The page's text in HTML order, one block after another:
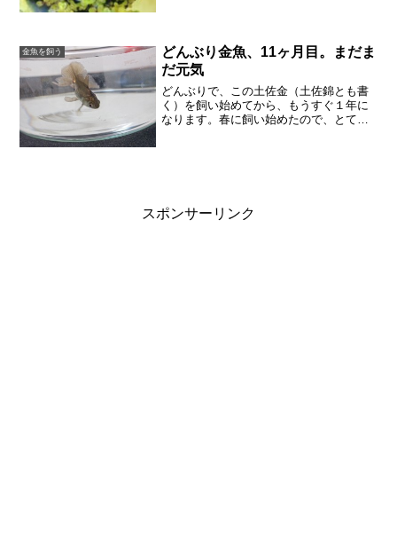
なかったので、緑光系統の品...
金魚を飼う
どんぶり金魚、11ヶ月目。まだま
だ元気
どんぶりで、この土佐金（土佐錦とも書
く）を飼い始めてから、もうすぐ１年に
なります。春に飼い始めたので、とても
スポンサーリンク